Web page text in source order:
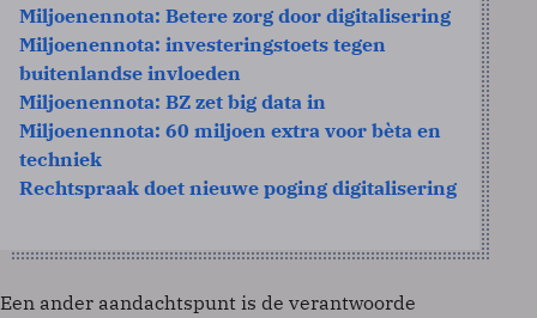
Miljoenennota: Betere zorg door digitalisering
Miljoenennota: investeringstoets tegen
buitenlandse invloeden
Miljoenennota: BZ zet big data in
Miljoenennota: 60 miljoen extra voor bèta en
techniek
Rechtspraak doet nieuwe poging digitalisering
Een ander aandachtspunt is de verantwoorde